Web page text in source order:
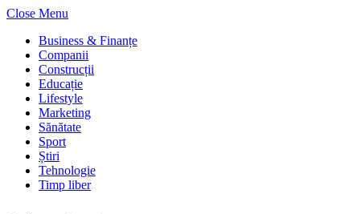
Close Menu
Business & Finanțe
Companii
Construcții
Educație
Lifestyle
Marketing
Sănătate
Sport
Știri
Tehnologie
Timp liber